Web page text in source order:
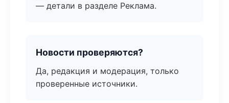
— детали в разделе Реклама.
Новости проверяются?
Да, редакция и модерация, только
проверенные источники.